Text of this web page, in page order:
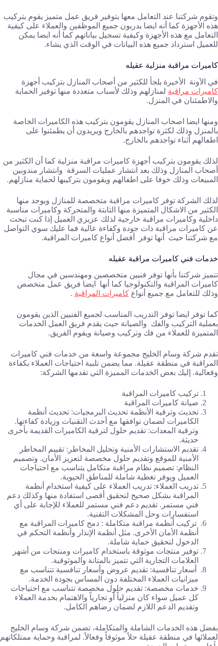
وتقوم شركتنا عند التعامل معها بتوفير فريق عمل متميز يقوم بتركيب
هذه الأجهزة كما أنه ايضا يدربون جميع الموظفين والعملاء على كيفية
التعامل مع هذه الأجهزة وكيفية تسجيل بياناتهم كما أنه ايضا يمكن
للعميل استرداد جميع هذه البيانات في الوقت الذي يشاء.
كاميرات مراقبة منزلية عقيله
في الآونة الأخيرة يلجأ للكثير من أصحاب المنازل بتركيب أجهزة
كاميرات مراقبة لمنازلهم وذلك لأسباب متعددة منها توفير الحماية
والاطمئنان في المنزل.
ومنها ايضا اصحاب المنازل يقومون بتركيب هذه الكاميرات الخاصة
بالمنزل وذلك لكثرة تواجدهم بالخارج ويريدون أن يطمئنوا على
اطفالهم أثناء تواجدهم بالخارج.
لذلك يقومون بتركيب أجهزة كاميرات مراقبة منزلية كما أن الكثير من
أصحاب المنازل وذلك بعد انتشار عمليات السرقة وانتشار مندوبين
المبيعات وذلك خوفا على اطفالهم ويقومون بتركيبها لحماية منازلهم.
لذلك الشركة توفر كاميرات مراقبة متخصصة للمنازل ويوجد منها
الكثير من الاشكال المتميزة منها الثابتة والمتحركة وكاميرات مناسبة
داخلية وكاميرات مراقبة خارجية لذلك عزيزي العميل إذا كنت تبحث
عن كاميرات مراقبة ذات جودة وكفاءة عالية فما عليك سوي التواصل
مع شركتنا حيث أنها توفر أفضل أنواع كاميرات المراقبة.
خدمات فني كاميرات مراقبة عقيله
تتميز شركتنا بأنها توفر فنيين متخصصين ومهندسين في مجال
كاميرات المراقبة والتكنولوجيا كما أنها ايضا فريق عمل متخصص
وذلك للتعامل مع جميع أنواع كاميرات المراقبة .
كما توفر ايضا توفر التدريب المناسب لجميع الفنيين الذين يقومون
بعملية التركيب والفك والصيانة حيث يقدم فريق العمل الخدمات
المتميزة للعملاء من فك وتركيب وصيانة ويقوم الفريق.
تقدم شركة وسام الخليج مجموعة واسعة من خدمات فني كاميرات
المراقبة في منطقة عقيلة. مما يضمن تلبية احتياجات العملاء بكفاءة
وفعالية. إليك بعض الخدمات المميزة التي تقدمها الشركة:
تركيب كاميرات المراقبة
صيانة كاميرات المراقبة
تحديث وترقية الأنظمة تحديث البرمجيات: تحديث أنظمة
الكاميرات لضمان توافقها مع أحدث التقنيات وزيادة كفاءتها.
وترقية المعدات: تقديم حلول لترقية الكاميرات القديمة بأخرى
حديثة.
تقديم الاستشارات الأمنية وتحليل المخاطر: تقييم المخاطر
الأمنية للموقع وتقديم حلول مخصصة لتعزيز الأمان. وتصميم
النظام: تصميم نظام مراقبة متكامل يتناسب مع احتياجات
العميل ويوفر تغطية شاملة للمناطق الحيوية.
تدريب العملاء: تدريب العملاء على كيفية استخدام أنظمة
المراقبة بشكل صحيح لتحقيق أقصى استفادة منها وكذلك دعم
فني مستمر. تقديم دعم فني مستمر للعملاء للإجابة على أي
استفسارات وحل المشكلات التقنية.
تركيب أنظمة مراقبة متكاملة : دمج كاميرات المراقبة مع
أنظمة الأمان الأخرى. مثل أنظمة الإنذار وأنظمة التحكم في
الدخول لتحقيق حماية شاملة.
توفير منتجات موثوقة باستخدام كاميرات ومنتجات من أشهر
العلامات التجارية التي تتميز بالمتانة والموثوقية.
أسعار تنافسية: تقديم عروض وأسعار تنافسية تتناسب مع
ميزانيات العملاء المختلفة دون المساس بجودة الخدمة.
خدمات مخصصة: تقديم حلول مخصصة تتناسب مع احتياجات
كل عميل سواء كان منزلياً أو تجارياً والاهتمام بخدمة العملاء
وتقديم الدعم اللازم لضمان رضاهم الكامل.
بفضل هذه الخدمات الشاملة والمتكاملة، تضمن شركة وسام الخليج
لعملائها في منطقة عقيلة حلاً موثوقاً وفعالاً. لمراقبة وحماية ممتلكاتهم